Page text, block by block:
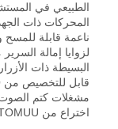
الطبيعي في
لزوايا إمالة
البسيطة ذات
مشغلات كتم الصوت
اختراع من TOMUU.